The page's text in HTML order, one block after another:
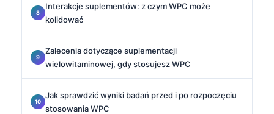
Interakcje suplementów: z czym WPC może
kolidować
Zalecenia dotyczące suplementacji
wielowitaminowej, gdy stosujesz WPC
Jak sprawdzić wyniki badań przed i po rozpoczęciu
stosowania WPC